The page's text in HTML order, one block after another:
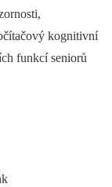
kognitivní
funkcí seniorů